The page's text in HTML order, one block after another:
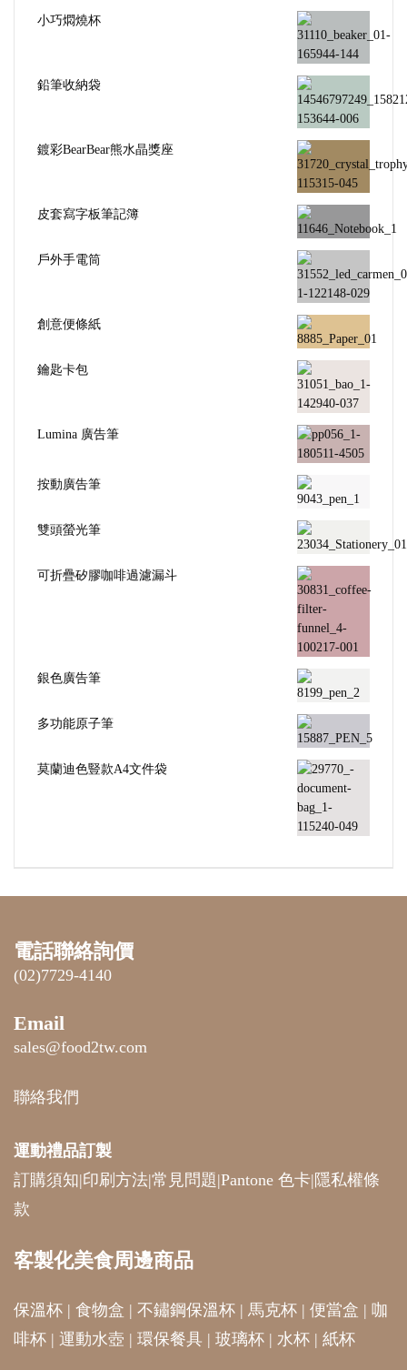
小巧燜燒杯
鉛筆收納袋
鍍彩BearBear熊水晶獎座
皮套寫字板筆記簿
戶外手電筒
創意便條紙
鑰匙卡包
Lumina 廣告筆
按動廣告筆
雙頭螢光筆
可折疊矽膠咖啡過濾漏斗
銀色廣告筆
多功能原子筆
莫蘭迪色豎款A4文件袋
電話聯絡詢價
(02)7729-4140
Email
sales@food2tw.com
聯絡我們
運動禮品訂製
訂購須知|印刷方法|常見問題|Pantone 色卡| 隱私權條
款
客製化美食周邊商品
保溫杯 | 食物盒 | 不鏽鋼保溫杯 | 馬克杯 | 便當盒 | 咖
啡杯 | 運動水壺 | 環保餐具 | 玻璃杯 | 水杯 | 紙杯